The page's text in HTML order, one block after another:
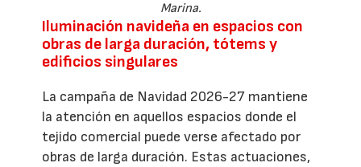
Marina.
Iluminación navideña en espacios con
obras de larga duración, tótems y
edificios singulares
La campaña de Navidad 2026-27 mantiene
la atención en aquellos espacios donde el
tejido comercial puede verse afectado por
obras de larga duración. Estas actuaciones,